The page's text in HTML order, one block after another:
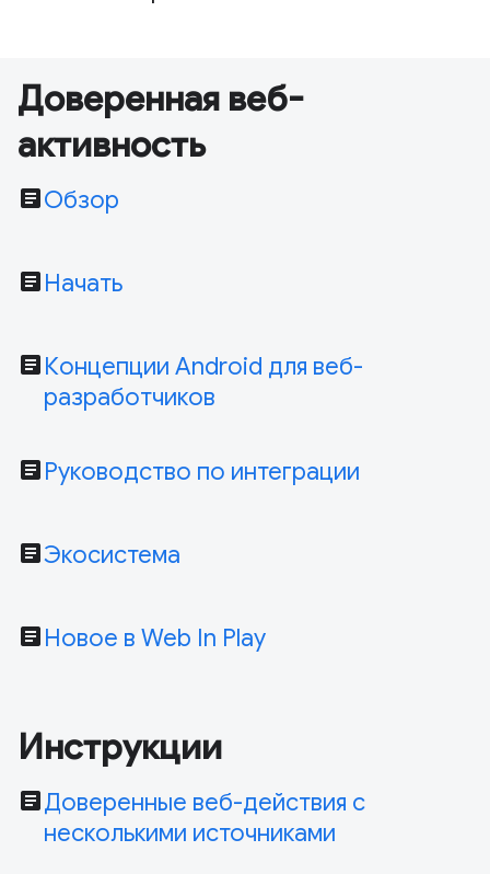
Доверенная веб-
активность
articleОбзор
article Начать
article Концепции Android для веб-
разработчиков
article Руководство по интеграции
articleЭкосистема
article Новое в Web In Play
Инструкции
articleДоверенные веб-действия с
несколькими источниками